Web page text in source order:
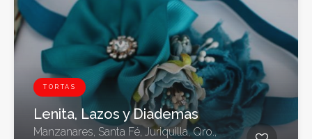
TORTAS
Lenita, Lazos y Diademas
Manzanares, Santa Fé, Juriquilla, Qro.,